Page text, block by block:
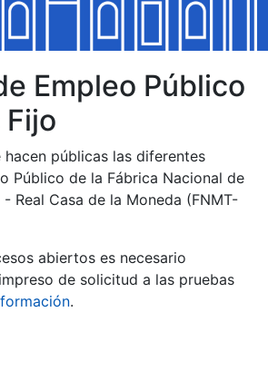
Empleo Público
hacen públicas las diferentes
Público de la Fábrica Nacional de
Real Casa de la Moneda (FNMT-
abiertos es necesario
de solicitud a las pruebas
.